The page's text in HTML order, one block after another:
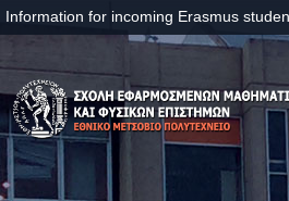
Information for incoming Erasmus